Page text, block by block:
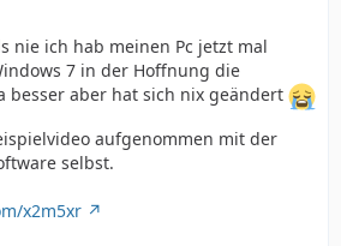
nie ich hab meinen Pc jetzt mal
7 in der Hoffnung die
besser aber hat sich nix geändert
aufgenommen mit der
selbst.
x2m5xr